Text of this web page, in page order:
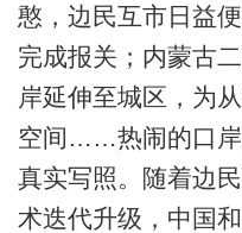
憨，边民互市日益
完成报关；内蒙古
岸延伸至城区，为
空间……热闹的口岸
真实写照。随着边
术迭代升级，中国